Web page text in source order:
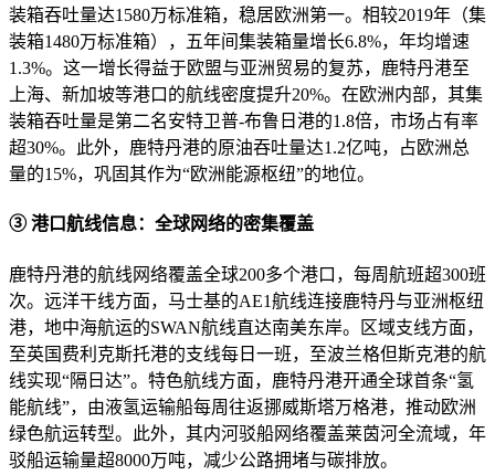
装箱吞吐量达1580万标准箱，稳居欧洲第一。相较2019年（集
装箱1480万标准箱），五年间集装箱量增长6.8%，年均增速
1.3%。这一增长得益于欧盟与亚洲贸易的复苏，鹿特丹港至
上海、新加坡等港口的航线密度提升20%。在欧洲内部，其集
装箱吞吐量是第二名安特卫普-布鲁日港的1.8倍，市场占有率
超30%。此外，鹿特丹港的原油吞吐量达1.2亿吨，占欧洲总
量的15%，巩固其作为“欧洲能源枢纽”的地位。
③ 港口航线信息：全球网络的密集覆盖
鹿特丹港的航线网络覆盖全球200多个港口，每周航班超300班
次。远洋干线方面，马士基的AE1航线连接鹿特丹与亚洲枢纽
港，地中海航运的SWAN航线直达南美东岸。区域支线方面，
至英国费利克斯托港的支线每日一班，至波兰格但斯克港的航
线实现“隔日达”。特色航线方面，鹿特丹港开通全球首条“氢
能航线”，由液氢运输船每周往返挪威斯塔万格港，推动欧洲
绿色航运转型。此外，其内河驳船网络覆盖莱茵河全流域，年
驳船运输量超8000万吨，减少公路拥堵与碳排放。